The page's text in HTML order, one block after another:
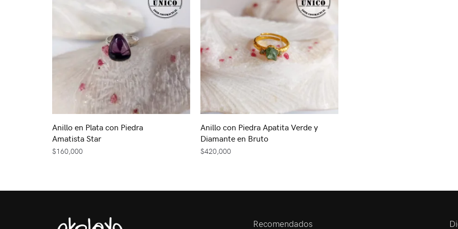
Anillo en Plata con Piedra
Amatista Star
$160,000
Anillo con Piedra Apatita Verde y
Diamante en Bruto
$420,000
Recomendados